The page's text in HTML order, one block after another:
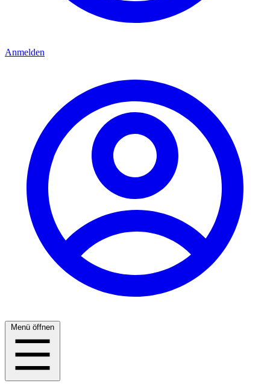
Anmelden
Menü öffnen